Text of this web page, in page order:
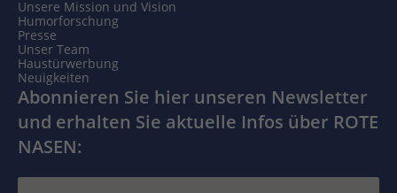
Unsere Mission und Vision
Humorforschung
Presse
Unser Team
Haustürwerbung
Neuigkeiten
Abonnieren Sie hier unseren Newsletter
und erhalten Sie aktuelle Infos über ROTE
NASEN: